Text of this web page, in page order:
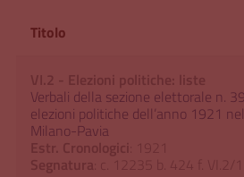
Titolo
VI.2 - Elezioni politiche: liste
Verbali della sezione elettorale n.
elezioni politiche dell’anno 1921
Milano-Pavia
Estr. Cronologici: 1921
Segnatura: c. 12235 b. 424 f. VI.2/1